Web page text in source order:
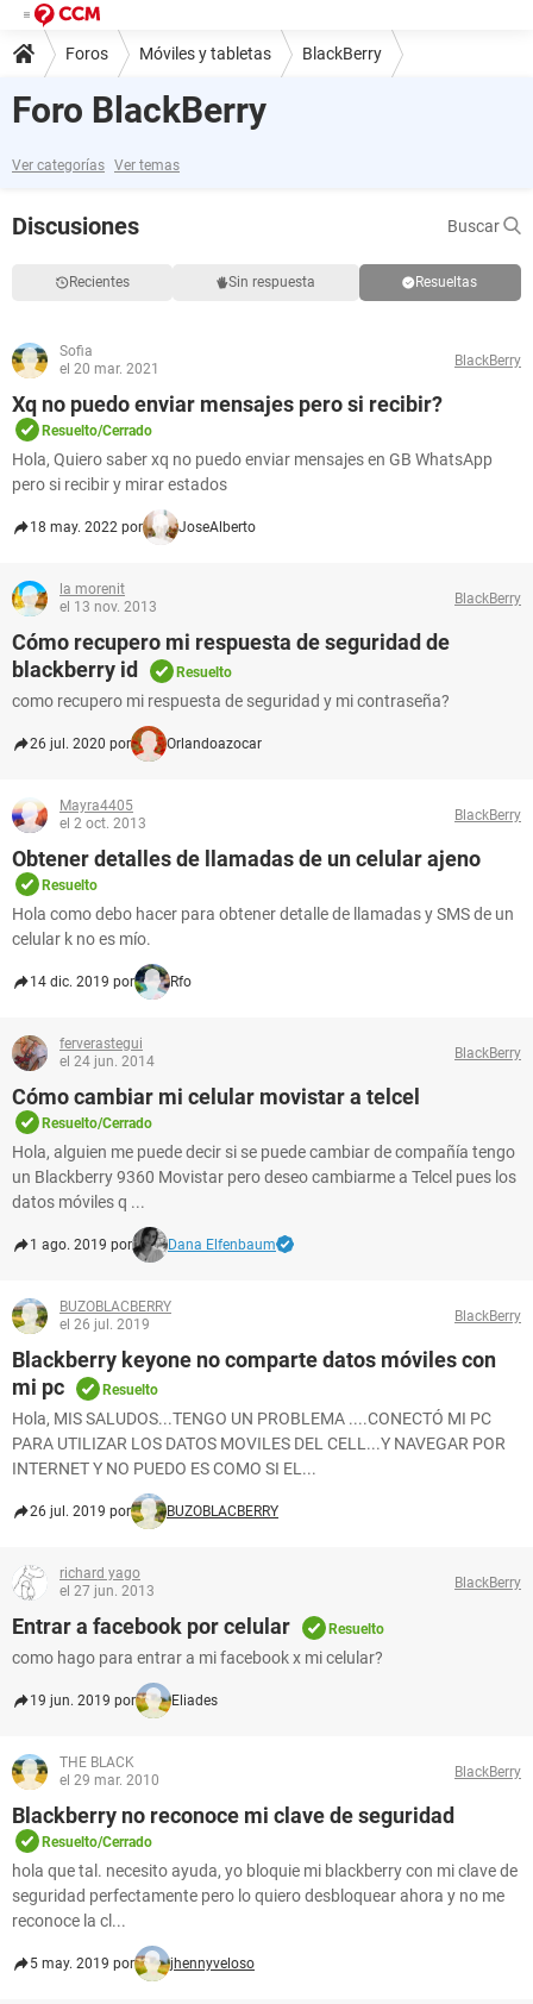
Foros Móviles y tabletas BlackBerry
Foro BlackBerry
Ver categorías Ver temas
Discusiones Buscar
Recientes Sin respuesta Resueltas
Sofia
el 20 mar. 2021
BlackBerry
Xq no puedo enviar mensajes pero si recibir?
Resuelto/Cerrado
Hola, Quiero saber xq no puedo enviar mensajes en GB WhatsApp
pero si recibir y mirar estados
18 may. 2022 por JoseAlberto
la morenit
el 13 nov. 2013
BlackBerry
Cómo recupero mi respuesta de seguridad de
blackberry id
Resuelto
como recupero mi respuesta de seguridad y mi contraseña?
26 jul. 2020 por Orlandoazocar
Mayra4405
el 2 oct. 2013
BlackBerry
Obtener detalles de llamadas de un celular ajeno
Resuelto
Hola como debo hacer para obtener detalle de llamadas y SMS de un
celular k no es mío.
14 dic. 2019 por Rfo
ferverastegui
el 24 jun. 2014
BlackBerry
Cómo cambiar mi celular movistar a telcel
Resuelto/Cerrado
Hola, alguien me puede decir si se puede cambiar de compañía tengo
un Blackberry 9360 Movistar pero deseo cambiarme a Telcel pues los
datos móviles q ...
1 ago. 2019 por Dana Elfenbaum
BUZOBLACBERRY
el 26 jul. 2019
BlackBerry
Blackberry keyone no comparte datos móviles con
mi pc
Resuelto
Hola, MIS SALUDOS...TENGO UN PROBLEMA ....CONECTÓ MI PC
PARA UTILIZAR LOS DATOS MOVILES DEL CELL...Y NAVEGAR POR
INTERNET Y NO PUEDO ES COMO SI EL...
26 jul. 2019 por BUZOBLACBERRY
richard yago
el 27 jun. 2013
BlackBerry
Entrar a facebook por celular Resuelto
como hago para entrar a mi facebook x mi celular?
19 jun. 2019 por Eliades
THE BLACK
el 29 mar. 2010
BlackBerry
Blackberry no reconoce mi clave de seguridad
Resuelto/Cerrado
hola que tal. necesito ayuda, yo bloquie mi blackberry con mi clave de
seguridad perfectamente pero lo quiero desbloquear ahora y no me
reconoce la cl...
5 may. 2019 por jhennyveloso